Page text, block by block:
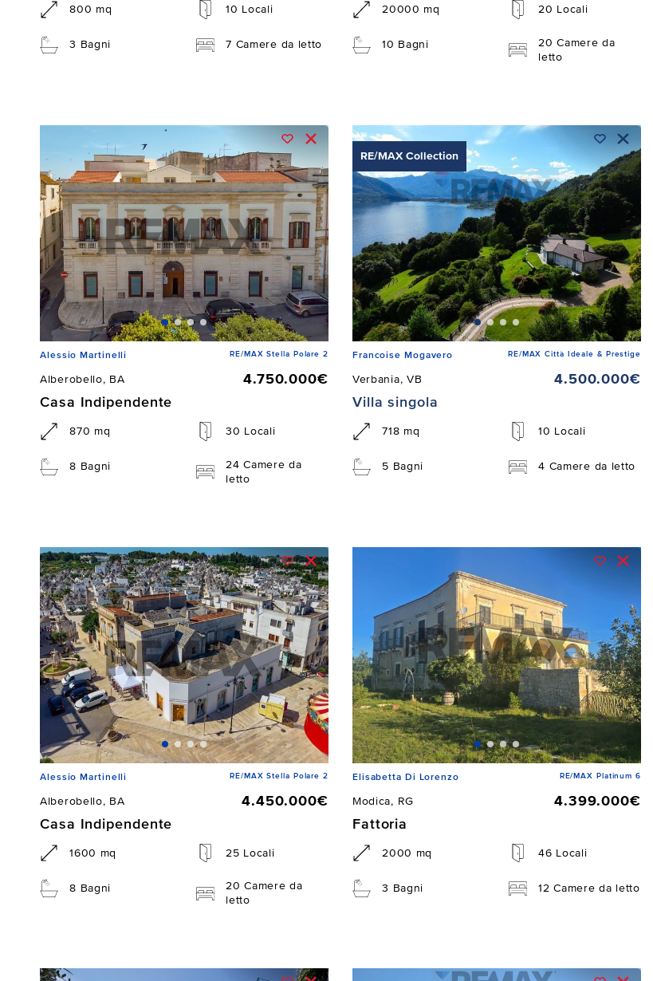
800 mq 10 Locali
3 Bagni 7 Camere da letto
20000 mq 20 Locali
10 Bagni
20 Camere da
letto
Alessio Martinelli RE/MAX Stella Polare 2
Alberobello, BA
4.750.000€
Casa Indipendente
870 mq 30 Locali
8 Bagni
24 Camere da
letto
RE/MAX Collection
Francoise Mogavero RE/MAX Città Ideale & Prestige
Verbania, VB
4.500.000€
Villa singola
718 mq 10 Locali
5 Bagni 4 Camere da letto
Alessio Martinelli RE/MAX Stella Polare 2
Alberobello, BA
4.450.000€
Casa Indipendente
1600 mq 25 Locali
8 Bagni
20 Camere da
letto
Elisabetta Di Lorenzo RE/MAX Platinum 6
Modica, RG
4.399.000€
Fattoria
2000 mq 46 Locali
3 Bagni 12 Camere da letto